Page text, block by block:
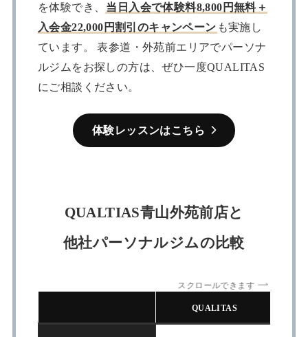
を体験でき、 当日入会で体験料8,800円無料＋
入会金22,000円割引のキャンペーン も実施し
ています。 表参道・外苑前エリアでパーソナ
ルジムをお探しの方は、ぜひ一度QUALITAS
にご相談ください。
体験レッスンはこちら
QUALTIAS青山外苑前店と
他社パーソナルジムの比較
スクロールできます
QUALITAS